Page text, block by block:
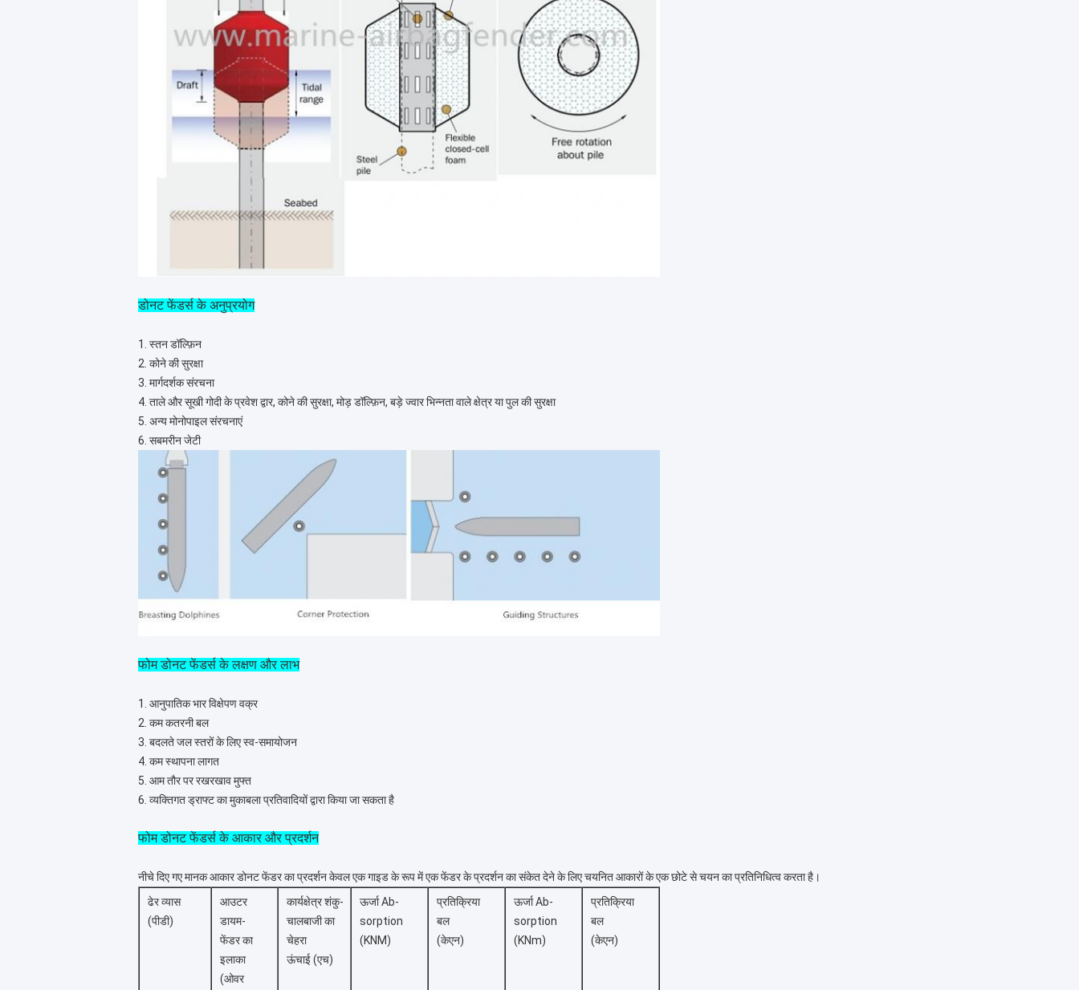
डोनट फेंडर्स के अनुप्रयोग
1. स्तन डॉल्फ़िन
2. कोने की सुरक्षा
3. मार्गदर्शक संरचना
4. ताले और सूखी गोदी के प्रवेश द्वार, कोने की सुरक्षा, मोड़ डॉल्फ़िन, बड़े ज्वार भिन्नता वाले क्षेत्र या पुल की सुरक्षा
5. अन्य मोनोपाइल संरचनाएं
6. सबमरीन जेटी
फोम डोनट फेंडर्स के लक्षण और लाभ
1. आनुपातिक भार विक्षेपण वक्र
2. कम कतरनी बल
3. बदलते जल स्तरों के लिए स्व-समायोजन
4. कम स्थापना लागत
5. आम तौर पर रखरखाव मुफ्त
6. व्यक्तिगत ड्राफ्ट का मुकाबला प्रतिवादियों द्वारा किया जा सकता है
फोम डोनट फेंडर्स के आकार और प्रदर्शन
नीचे दिए गए मानक आकार डोनट फेंडर का प्रदर्शन केवल एक गाइड के रूप में एक फेंडर के प्रदर्शन का संकेत देने के लिए चयनित आकारों के एक छोटे से चयन का प्रतिनिधित्व करता है।
ढेर व्यास
(पीडी)
आउटर
डायम-
फेंडर का
इलाका
(ओवर
कार्यक्षेत्र शंकु-
चालबाजी का
चेहरा
ऊंचाई (एच)
ऊर्जा Ab-
sorption
(KNM)
प्रतिक्रिया
बल
(केएन)
ऊर्जा Ab-
sorption
(KNm)
प्रतिक्रिया
बल
(केएन)